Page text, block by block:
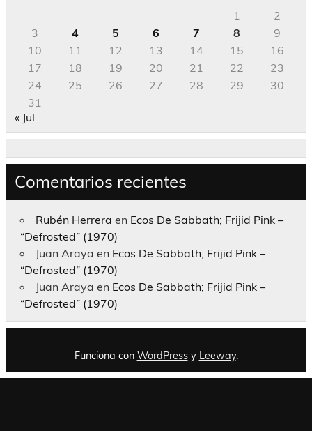
1
2
3
4 5 6 7 8
9
10
11 12 13 14 15
16
17
18 19 20 21 22
23
24
25 26 27 28 29
30
31
« Jul
Comentarios recientes
Rubén Herrera en Ecos De Sabbath; Frijid Pink –
“Defrosted” (1970)
Juan Araya en Ecos De Sabbath; Frijid Pink –
“Defrosted” (1970)
Juan Araya en Ecos De Sabbath; Frijid Pink –
“Defrosted” (1970)
Funciona con WordPressy Leeway.